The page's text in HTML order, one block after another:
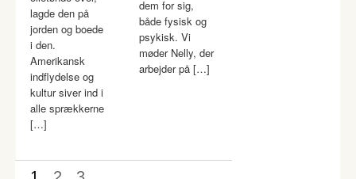
lagde den på
jorden og boede
i den.
Amerikansk
indflydelse og
kultur siver ind i
alle sprækkerne
[…]
dem for sig,
både fysisk og
psykisk. Vi
møder Nelly, der
arbejder på […]